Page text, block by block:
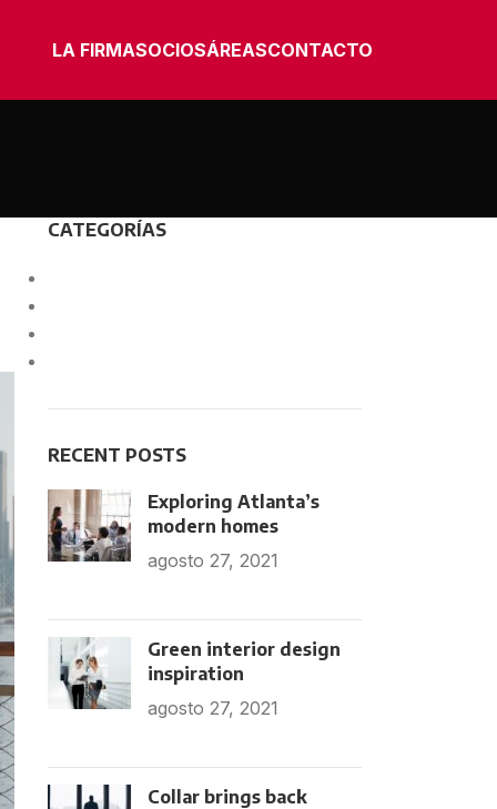
LA FIRMASOCIOSÁREASCONTACTO
CATEGORÍAS
RECENT POSTS
Exploring Atlanta’s
modern homes
agosto 27, 2021
Green interior design
inspiration
agosto 27, 2021
Collar brings back